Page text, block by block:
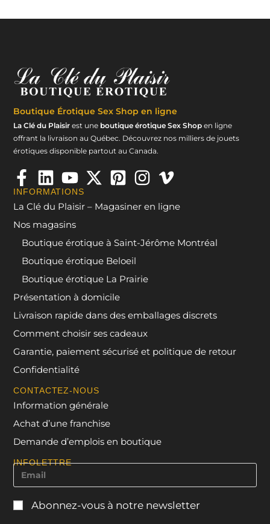
Boutique Érotique Sex Shop en ligne
La Clé du Plaisir est une boutique érotique Sex Shop en ligne
offrant la livraison au Québec. Découvrez nos milliers de jouets
érotiques disponible partout au Canada.
INFORMATIONS
La Clé du Plaisir – Magasiner en ligne
Nos magasins
Boutique érotique à Saint-Jérôme Montréal
Boutique érotique Beloeil
Boutique érotique La Prairie
Présentation à domicile
Livraison rapide dans des emballages discrets
Comment choisir ses cadeaux
Garantie, paiement sécurisé et politique de retour
Confidentialité
CONTACTEZ-NOUS
Information générale
Achat d’une franchise
Demande d’emplois en boutique
INFOLETTRE
Abonnez-vous à notre newsletter